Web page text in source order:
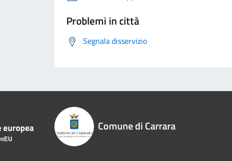
Problemi in città
Segnala disservizio
Comune di Carrara